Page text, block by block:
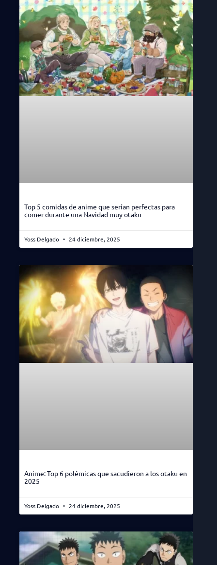
Top 5 comidas de anime que serían perfectas para
comer durante una Navidad muy otaku
Yoss Delgado 24 diciembre, 2025
Anime: Top 6 polémicas que sacudieron a los otaku en
2025
Yoss Delgado 24 diciembre, 2025